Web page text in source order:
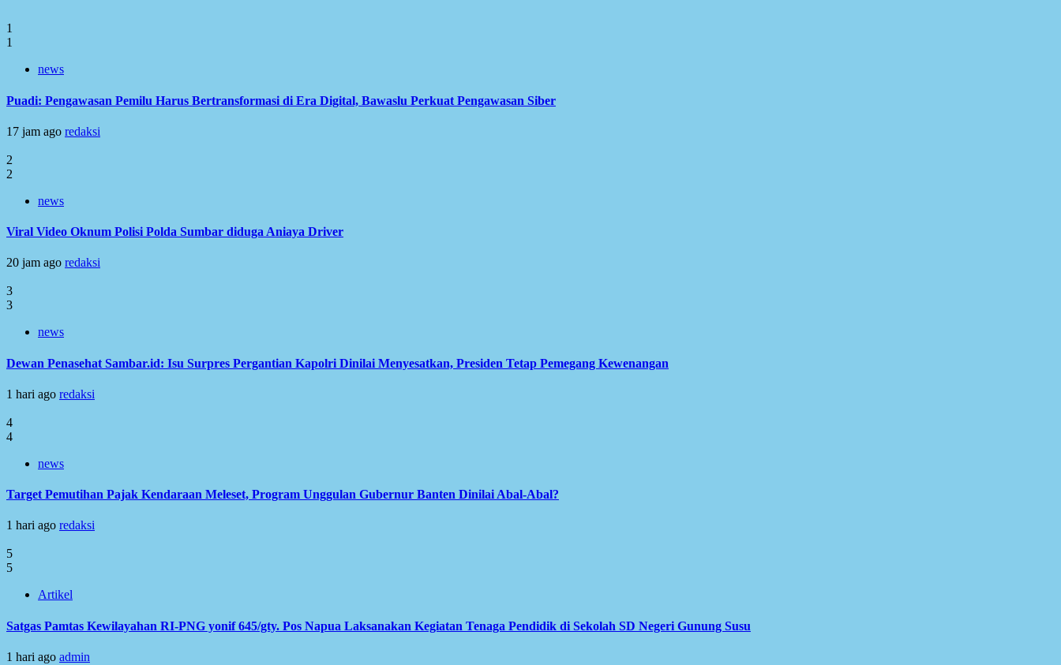
1
1
news
Puadi: Pengawasan Pemilu Harus Bertransformasi di Era Digital, Bawaslu Perkuat Pengawasan Siber
17 jam ago redaksi
2
2
news
Viral Video Oknum Polisi Polda Sumbar diduga Aniaya Driver
20 jam ago redaksi
3
3
news
Dewan Penasehat Sambar.id: Isu Surpres Pergantian Kapolri Dinilai Menyesatkan, Presiden Tetap Pemegang Kewenangan
1 hari ago redaksi
4
4
news
Target Pemutihan Pajak Kendaraan Meleset, Program Unggulan Gubernur Banten Dinilai Abal-Abal?
1 hari ago redaksi
5
5
Artikel
Satgas Pamtas Kewilayahan RI-PNG yonif 645/gty. Pos Napua Laksanakan Kegiatan Tenaga Pendidik di Sekolah SD Negeri Gunung Susu
1 hari ago admin